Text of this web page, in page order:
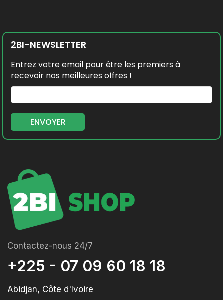
2BI-NEWSLETTER
Entrez votre email pour être les premiers à
recevoir nos meilleures offres !
Contactez-nous 24/7
+225 - 07 09 60 18 18
Abidjan, Côte d'Ivoire